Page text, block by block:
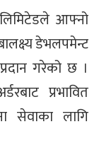
आफ्नो
डेभलपमेन्ट
गरेको छ ।
प्रभावित
सेवाका लागि